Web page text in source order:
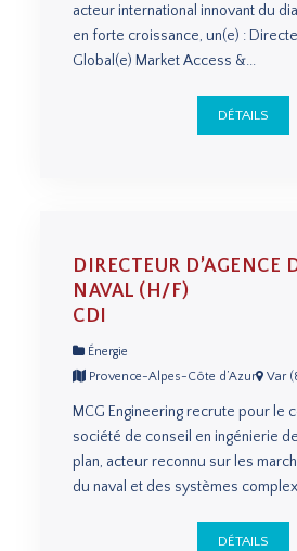
acteur international innovant du
en forte croissance, un(e) :
Global(e) Market Access &...
DÉTAILS
DIRECTEUR D’AGENCE
NAVAL (H/F)
CDI
Énergie
Provence-Alpes-Côte d’Azur
Var
MCG Engineering recrute pour le
société de conseil en ingénierie
plan, acteur reconnu sur les
du naval et des systèmes
DÉTAILS